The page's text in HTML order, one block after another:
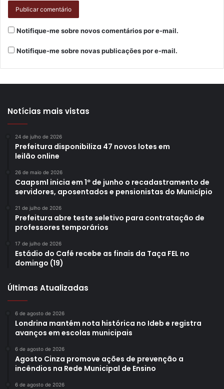
Imagem: Divulgação
Etiquetas cohab
Imóveis de interesse social
ITBI londrina regularização
Notifique-me sobre novos comentários por e-mail.
Notifique-me sobre novas publicações por e-mail.
Notícias mais vistas
24 de julho de 2026
Prefeitura disponibiliza 47 novos lotes em
leilão online
26 de maio de 2026
Caapsml inicia em 1º de junho o recadastramento de
servidores, aposentados e pensionistas do Município
21 de julho de 2026
Prefeitura abre teste seletivo para contratação de
professores temporários
17 de julho de 2026
Estádio do Café recebe as finais da Taça FEL no
domingo (19)
Últimas Atualizadas
6 de agosto de 2026
Londrina mantém nota histórica no Ideb e registra
avanços em escolas municipais
6 de agosto de 2026
Agosto Cinza promove ações de prevenção a
incêndios na Rede Municipal de Ensino
6 de agosto de 2026